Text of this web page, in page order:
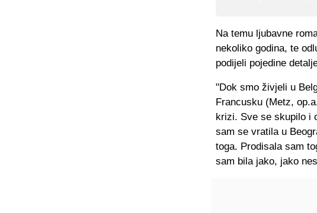
Na temu ljubavne
nekoliko godina, te
podijeli pojedine
"Dok smo živjeli u
Francusku (Metz,
krizi. Sve se skupilo i
sam se vratila u
toga. Prodisala sam
sam bila jako, jako